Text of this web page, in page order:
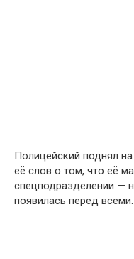
Полицейский поднял
её слов о том, что её
спецподразделении —
появилась перед всеми.